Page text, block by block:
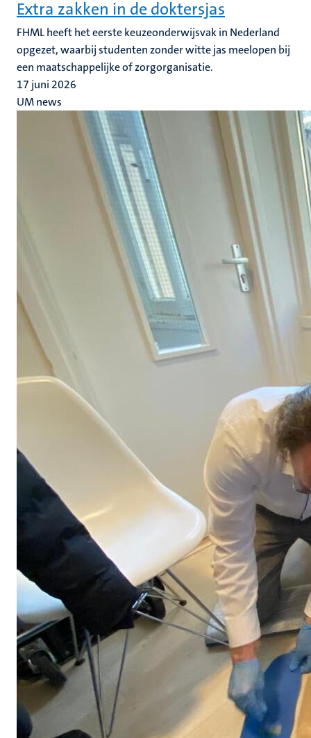
Extra zakken in de doktersjas
FHML heeft het eerste keuzeonderwijsvak in Nederland
opgezet, waarbij studenten zonder witte jas meelopen bij
een maatschappelijke of zorgorganisatie.
17 juni 2026
UM news